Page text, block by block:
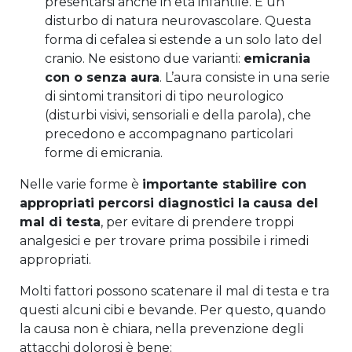
disturbo di natura neurovascolare. Questa
forma di cefalea si estende a un solo lato del
cranio. Ne esistono due varianti: emicrania
con o senza aura. L’aura consiste in una serie
di sintomi transitori di tipo neurologico
(disturbi visivi, sensoriali e della parola), che
precedono e accompagnano particolari
forme di emicrania.
Nelle varie forme è importante stabilire con
appropriati percorsi diagnostici la causa del
mal di testa, per evitare di prendere troppi
analgesici e per trovare prima possibile i rimedi
appropriati.
Molti fattori possono scatenare il mal di testa e tra
questi alcuni cibi e bevande. Per questo, quando
la causa non è chiara, nella prevenzione degli
attacchi dolorosi è bene: